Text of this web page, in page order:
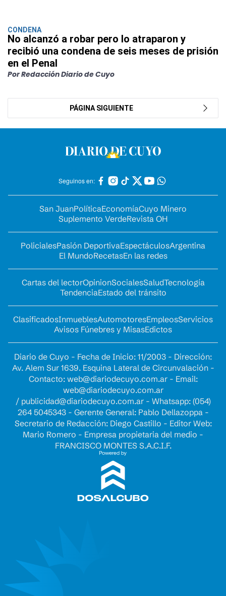
CONDENA
No alcanzó a robar pero lo atraparon y
recibió una condena de seis meses de prisión
en el Penal
Por Redacción Diario de Cuyo
PÁGINA SIGUIENTE
Seguinos en:
San JuanPolíticaEconomíaCuyo Minero
Suplemento VerdeRevista OH
PolicialesPasión DeportivaEspectáculosArgentina
El MundoRecetasEn las redes
Cartas del lectorOpinionSocialesSaludTecnología
TendenciaEstado del tránsito
ClasificadosInmueblesAutomotoresEmpleosServicios
Avisos Fúnebres y MisasEdictos
Diario de Cuyo - Fecha de Inicio: 11/2003 - Dirección:
Av. Alem Sur 1639. Esquina Lateral de Circunvalación -
Contacto: web@diariodecuyo.com.ar- Email:
web@diariodecuyo.com.ar
/ publicidad@diariodecuyo.com.ar- Whatsapp: (054)
264 5045343 - Gerente General: Pablo Dellazoppa -
Secretario de Redacción: Diego Castillo - Editor Web:
Mario Romero - Empresa propietaria del medio -
FRANCISCO MONTES S.A.C.I.F.